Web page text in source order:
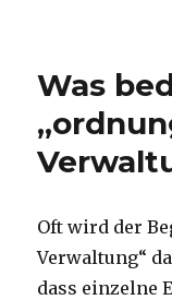
Was
Oft wird der
Verwaltung“
dass einzelne